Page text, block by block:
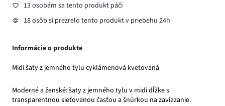
13 osobám sa tento produkt páči
18 osôb si prezrelo tento produkt v priebehu 24h
Informácie o produkte
Midi šaty z jemného tylu cyklámenová kvetovaná
Moderné a ženské: šaty z jemného tylu v midi dĺžke s
transparentnou sieťovanou časťou a šnúrkou na zaviazanie.